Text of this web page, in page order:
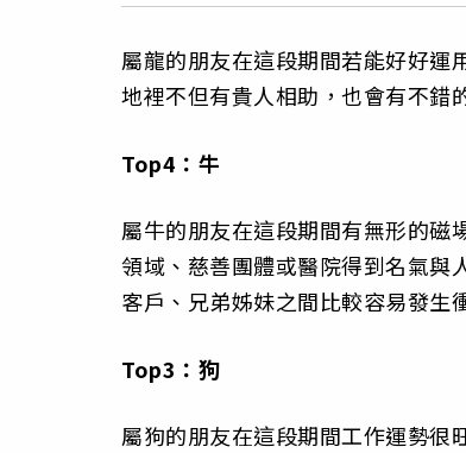
屬龍的朋友在這段期間若能好好運
地裡不但有貴人相助，也會有不錯
Top4：牛
屬牛的朋友在這段期間有無形的磁
領域、慈善團體或醫院得到名氣與
客戶、兄弟姊妹之間比較容易發生
Top3：狗
屬狗的朋友在這段期間工作運勢很